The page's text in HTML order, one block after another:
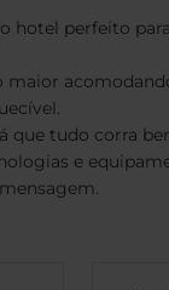
hotel perfeito
maior
que tudo corra
e